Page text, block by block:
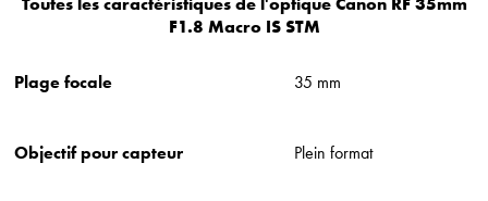
F1.8 Macro IS STM
Plage focale 35 mm
Objectif pour capteur Plein format